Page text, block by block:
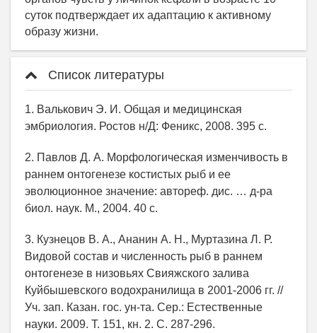
Список литературы
1. Валькович Э. И. Общая и медицинская
эмбриология. Ростов н/Д: Феникс, 2008. 395 с.
2. Павлов Д. А. Морфологическая изменчивость в
раннем онтогенезе костистых рыб и ее
эволюционное значение: автореф. дис. … д-ра
биол. наук. М., 2004. 40 с.
3. Кузнецов В. А., Ананин А. Н., Муртазина Л. Р.
Видовой состав и численность рыб в раннем
онтогенезе в низовьях Свияжского залива
Куйбышевского водохранилища в 2001-2006 гг. //
Уч. зап. Казан. гос. ун-та. Сер.: Естественные
науки. 2009. Т. 151, кн. 2. С. 287-296.